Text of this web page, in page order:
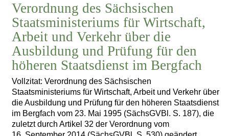
Verordnung des Sächsischen
Staatsministeriums für Wirtschaft,
Arbeit und Verkehr über die
Ausbildung und Prüfung für den
höheren Staatsdienst im Bergfach
Vollzitat: Verordnung des Sächsischen
Staatsministeriums für Wirtschaft, Arbeit und Verkehr über
die Ausbildung und Prüfung für den höheren Staatsdienst
im Bergfach vom 23. Mai 1995 (SächsGVBl. S. 187), die
zuletzt durch Artikel 32 der Verordnung vom